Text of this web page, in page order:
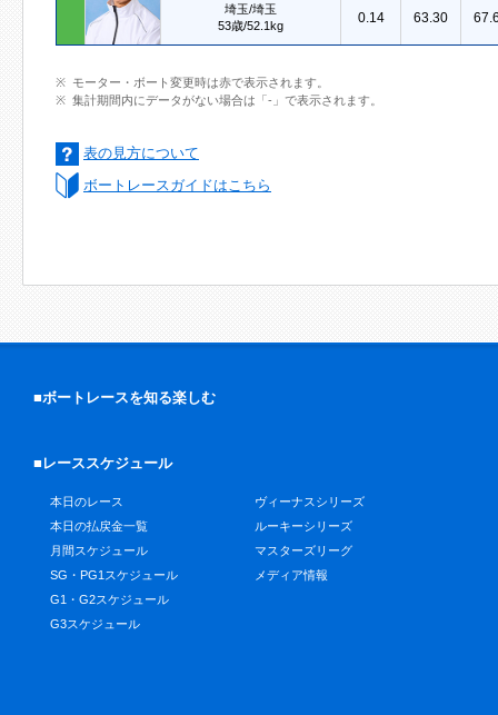
埼玉/埼玉
53歳/52.1kg
0.14
63.30
モーター・ボート変更時は赤で表示されます。
集計期間内にデータがない場合は「-」で表示されます。
表の見方について
ボートレースガイドはこちら
■ボートレースを知る楽しむ
■レーススケジュール
本日のレース
本日の払戻金一覧
月間スケジュール
SG・PG1スケジュール
G1・G2スケジュール
G3スケジュール
ヴィーナスシリーズ
ルーキーシリーズ
マスターズリーグ
メディア情報